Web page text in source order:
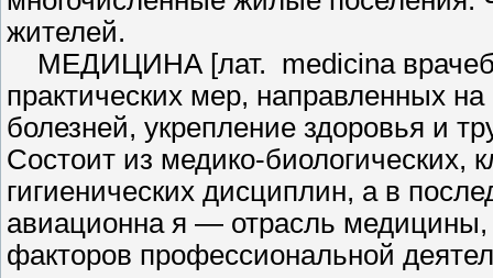
жителей.
МЕДИЦИНА [лат. medicina
практических мер, направленных
болезней, укрепление здо­ровья и
Состоит из медико-биологических,
гигиенических дисциплин, а в
авиационна я — отрасль
факторов профессио­нальной